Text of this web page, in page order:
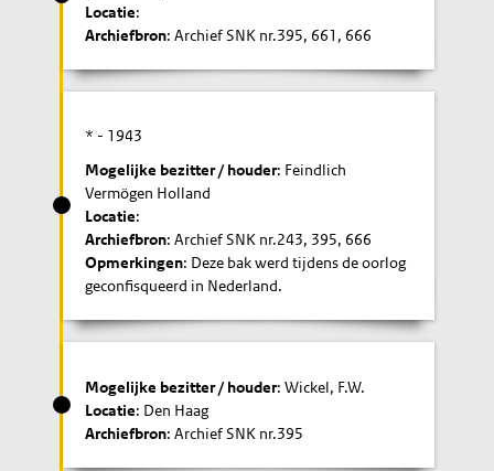
Locatie:
Archiefbron: Archief SNK nr.395, 661, 666
* - 1943
Mogelijke bezitter / houder: Feindlich
Vermögen Holland
Locatie:
Archiefbron: Archief SNK nr.243, 395, 666
Opmerkingen: Deze bak werd tijdens de oorlog
geconfisqueerd in Nederland.
Mogelijke bezitter / houder: Wickel, F.W.
Locatie: Den Haag
Archiefbron: Archief SNK nr.395